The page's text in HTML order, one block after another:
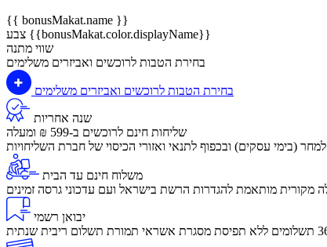
{{ bonusMakat.name }}
צבע {{bonusMakat.color.displayName}}
שווי מתנה
בחירת הטבות לרוכשים ואביזרים משלימים
בחירת הטבות לרוכשים ואביזרים משלימים
שנה אחריות
שליחות חינם לרוכשים ב-599 ₪ ומעלה
(בימי עסקים) ובכפוף לתנאי ואזורי הכיסוי של חברת השליחויות
משלוח חינם עד הבית
מותאמת להגדרות הרשת בישראל ועם עדכוני גרסה זמינים
יבואן רשמי